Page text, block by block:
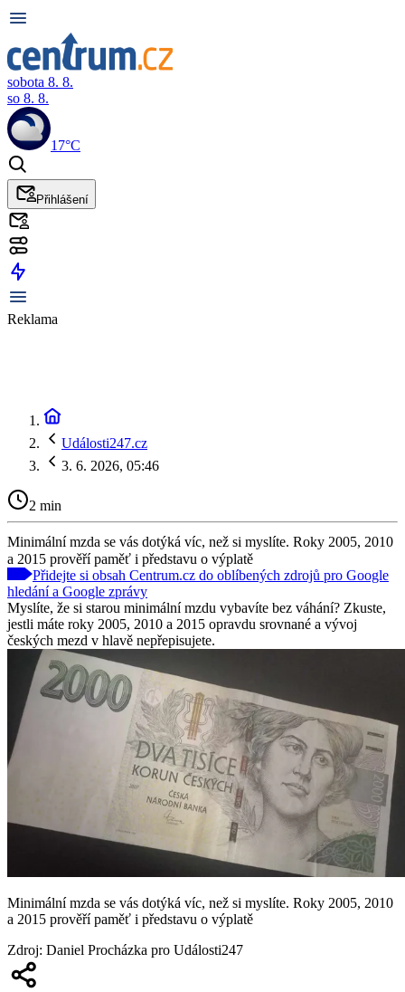
sobota 8. 8.
so 8. 8.
17°C
Přihlášení
Reklama
Události247.cz
3. 6. 2026, 05:46
2 min
Minimální mzda se vás dotýká víc, než si myslíte. Roky 2005, 2010
a 2015 prověří paměť i představu o výplatě
Přidejte si obsah Centrum.cz do oblíbených zdrojů pro Google
hledání a Google zprávy
Myslíte, že si starou minimální mzdu vybavíte bez váhání? Zkuste,
jestli máte roky 2005, 2010 a 2015 opravdu srovnané a vývoj
českých mezd v hlavě nepřepisujete.
Minimální mzda se vás dotýká víc, než si myslíte. Roky 2005, 2010
a 2015 prověří paměť i představu o výplatě
Zdroj: Daniel Procházka pro Události247